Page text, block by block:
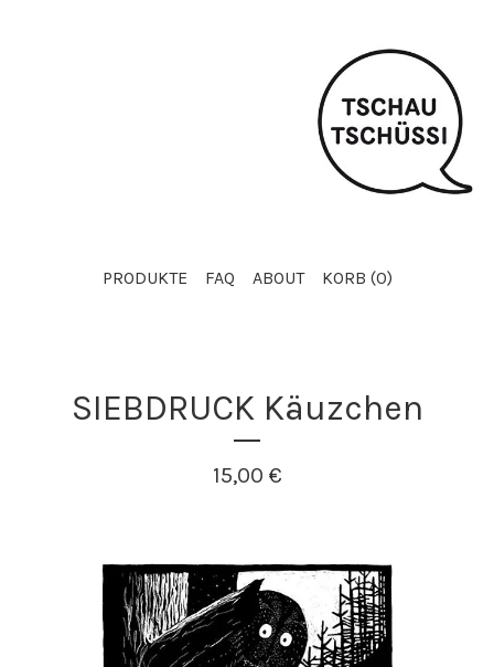
PRODUKTE FAQ ABOUT KORB (0)
SIEBDRUCK Käuzchen
15,00 €